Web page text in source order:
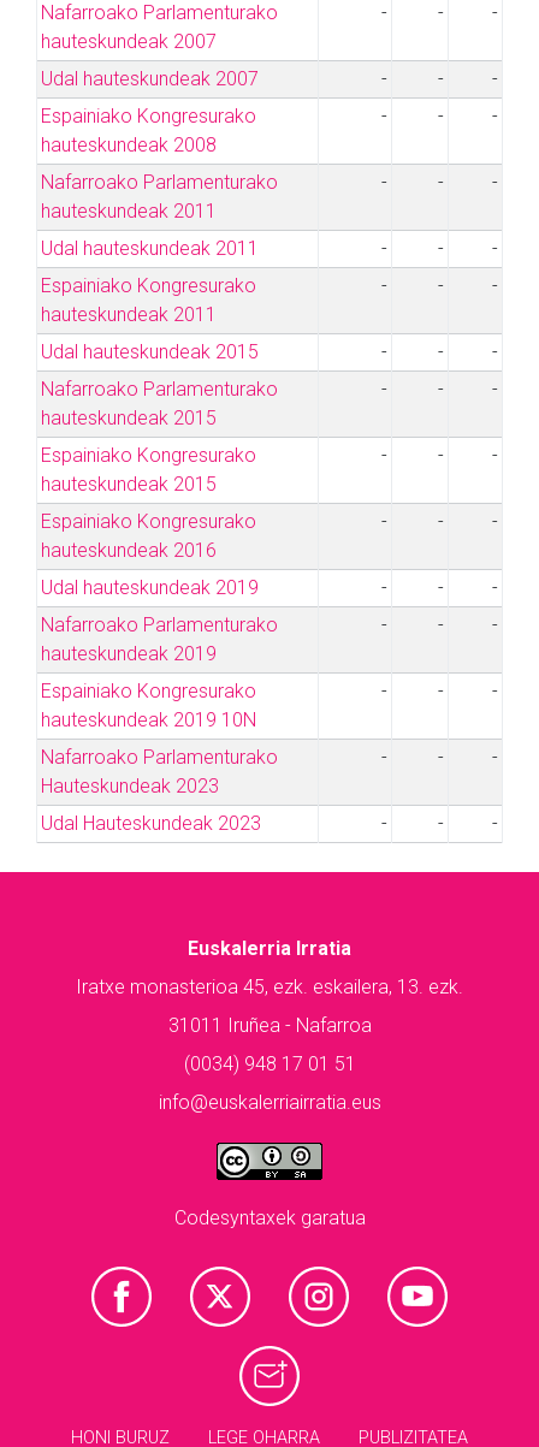
Nafarroako Parlamenturako
hauteskundeak 2007
- - -
Udal hauteskundeak 2007 - -
-
Espainiako Kongresurako
hauteskundeak 2008
- - -
Nafarroako Parlamenturako
hauteskundeak 2011
- - -
Udal hauteskundeak 2011 - -
-
Espainiako Kongresurako
hauteskundeak 2011
- - -
Udal hauteskundeak 2015 - -
-
Nafarroako Parlamenturako
hauteskundeak 2015
- - -
Espainiako Kongresurako
hauteskundeak 2015
- - -
Espainiako Kongresurako
hauteskundeak 2016
- - -
Udal hauteskundeak 2019 - -
-
Nafarroako Parlamenturako
hauteskundeak 2019
- - -
Espainiako Kongresurako
hauteskundeak 2019 10N
- - -
Nafarroako Parlamenturako
Hauteskundeak 2023
- - -
Udal Hauteskundeak 2023 - - -
Euskalerria Irratia
Iratxe monasterioa 45, ezk. eskailera, 13. ezk.
31011 Iruñea - Nafarroa
(0034) 948 17 01 51
info@euskalerriairratia.eus
Codesyntaxek garatua
HONI BURUZ LEGE OHARRA PUBLIZITATEA